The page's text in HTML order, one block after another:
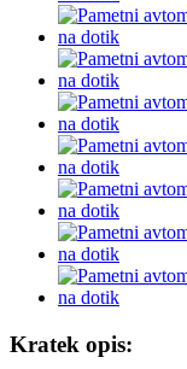
Kratek opis: